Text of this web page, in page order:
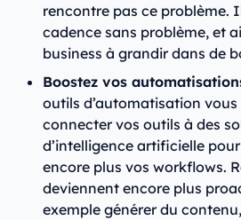
rencontre pas ce problème.
cadence sans problème, et
business à grandir dans de
Boostez vos
outils d’automatisation
connecter vos outils à des
d’intelligence artificielle
encore plus vos workflows.
deviennent encore plus
exemple générer du